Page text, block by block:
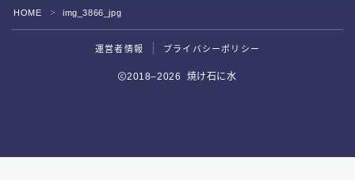
HOME ＞ img_3866_jpg
運営者情報 プライバシーポリシー
2018–2026 焼け石に水
好評予約受付中！